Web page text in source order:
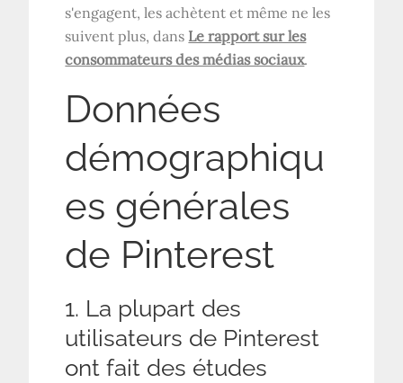
s'engagent, les achètent et même ne les
suivent plus, dans Le rapport sur les
consommateurs des médias sociaux.
Données
démographiqu
es générales
de Pinterest
1. La plupart des
utilisateurs de Pinterest
ont fait des études